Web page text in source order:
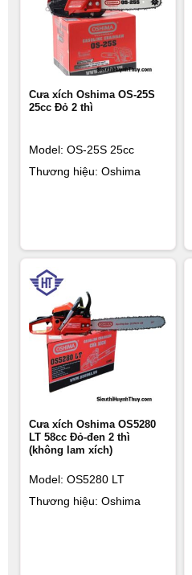
Cưa xích Oshima OS-25S
25cc Đỏ 2 thì
Model: OS-25S 25cc
Thương hiệu: Oshima
Cưa xích Oshima OS5280
LT 58cc Đỏ-đen 2 thì
(không lam xích)
Model: OS5280 LT
Thương hiệu: Oshima